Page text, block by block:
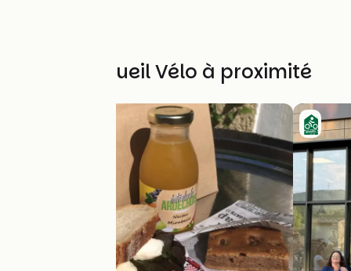
Autres Accueil Vélo à proximité